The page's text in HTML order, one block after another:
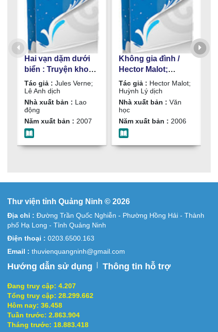
Hai vạn dặm dưới
biển : Truyện khoa
học viễn tưởng /
Jules Verne; Lê Anh
dịch
Tác giả : Jules Verne;
Lê Anh dịch
Nhà xuất bản : Lao
động
Năm xuất bản : 2007
Không gia đình /
Hector Malot;
Huỳnh Lý dịch
Tác giả : Hector Malot;
Huỳnh Lý dịch
Nhà xuất bản : Văn
học
Năm xuất bản : 2006
Thư viện tỉnh Quảng Ninh © 2026
Địa chỉ : Đường Trần Quốc Nghiễn - Phường Hồng Hải - Thành
phố Hạ Long - Tỉnh Quảng Ninh
Điện thoại : 0203.6500.163
Email : thuvienquangninh@gmail.com
Hướng dẫn sử dụng | Thông tin hỗ trợ
Đang truy cập: 4.207
Tổng truy cập: 28.299.662
Hôm nay: 36.458
Tuần trước: 2.863.904
Tháng trước: 18.883.418